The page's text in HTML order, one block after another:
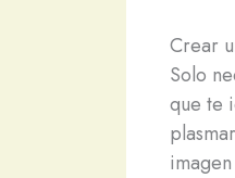
Crear
Solo
que te